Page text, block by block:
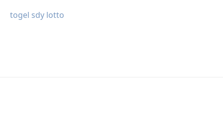
togel sdy lotto